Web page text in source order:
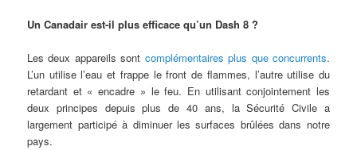
Un Canadair est-il plus efficace qu’un Dash 8 ?
Les deux appareils sont complémentaires plus que concurrents.
L’un utilise l’eau et frappe le front de flammes, l’autre utilise du
retardant et « encadre » le feu. En utilisant conjointement les
deux principes depuis plus de 40 ans, la Sécurité Civile a
largement participé à diminuer les surfaces brûlées dans notre
pays.